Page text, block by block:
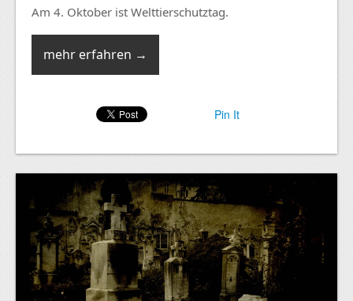
Am 4. Oktober ist Welttierschutztag.
mehr erfahren →
Pin It